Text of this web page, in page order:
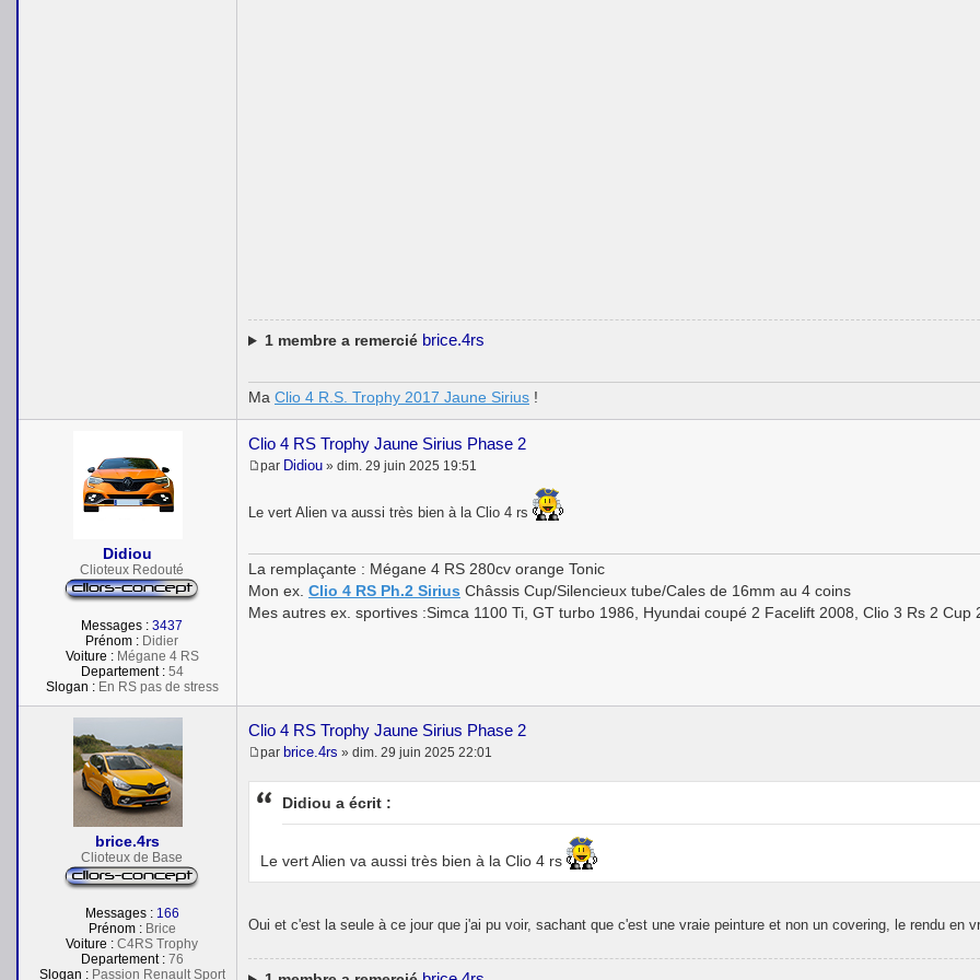
1membre a remercié brice.4rs
Ma Clio 4 R.S. Trophy 2017 Jaune Sirius !
Didiou
Clioteux Redouté
Messages : 3437
Prénom : Didier
Voiture :Mégane 4 RS
Departement :54
Slogan :En RS pas de stress
Clio 4 RS Trophy Jaune Sirius Phase 2
s
g
e
par Didiou » dim. 29 juin 2025 19:51
Le vert Alien va aussi très bien à la Clio 4 rs
La remplaçante : Mégane 4 RS 280cv orange Tonic
Mon ex. Clio 4 RS Ph.2 Sirius Châssis Cup/Silencieux tube/Cales de 16mm au 4 coins
Mes autres ex. sportives :Simca 1100 Ti, GT turbo 1986, Hyundai coupé 2 Facelift 2008, Clio 3 Rs 2 Cup
brice.4rs
Clioteux de Base
Messages : 166
Prénom :Brice
Voiture : C4RS Trophy
Departement :76
Slogan :Passion Renault Sport
Clio 4 RS Trophy Jaune Sirius Phase 2
e
s
e
par brice.4rs » dim. 29 juin 2025 22:01
Didiou a écrit :
Le vert Alien va aussi très bien à la Clio 4 rs
Oui et c'est la seule à ce jour que j'ai pu voir, sachant que c'est une vraie peinture et non un covering, le rendu en